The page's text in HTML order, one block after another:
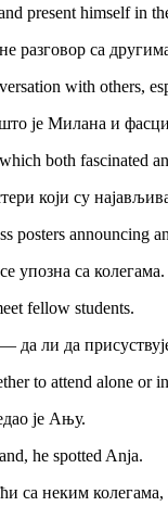
present himself in
разговор са
with others,
је Милана и
both fascinated
који су
posters announcing
упозна са колегама.
fellow students.
да ли да
to attend alone or
је Ању.
he spotted Anja.
са неким